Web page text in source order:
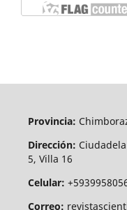
Provincia:
Dirección:
5, Villa 16
Celular:
Correo: